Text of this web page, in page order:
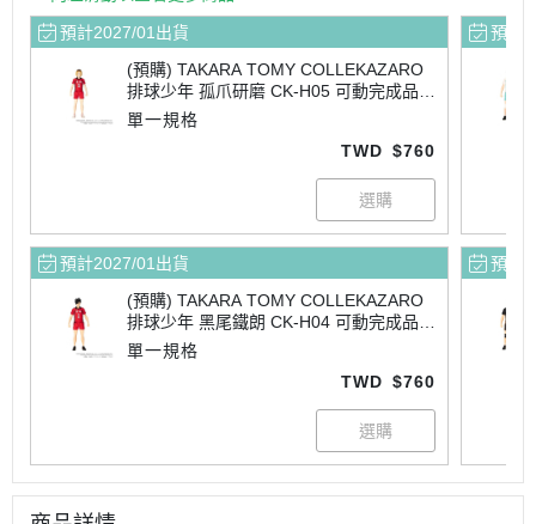
預計2027/01出貨
(預購) TAKARA TOMY COLLEKAZARO
排球少年 孤爪研磨 CK-H05 可動完成品 2
0260601
單一規格
TWD $760
預計2027/01出貨
(預購) TAKARA TOMY COLLEKAZARO
排球少年 黑尾鐵朗 CK-H04 可動完成品 2
0260601
單一規格
TWD $760
預計
預計